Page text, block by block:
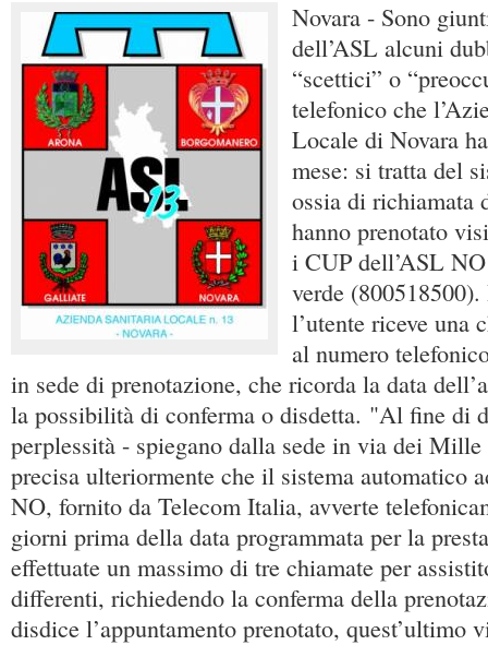
Novara - Sono
dell’ASL alcuni
“scettici” o
telefonico che
Locale di Novara
mese: si tratta del
ossia di richiamata
hanno prenotato
i CUP dell’ASL
verde
l’utente riceve una
al numero
in sede di prenotazione, che ricorda la data
la possibilità di conferma o disdetta. "Al fine di
perplessità - spiegano dalla sede in via dei
precisa ulteriormente che il sistema automatico
NO, fornito da Telecom Italia, avverte
giorni prima della data programmata per la
effettuate un massimo di tre chiamate per
differenti, richiedendo la conferma della
disdice l’appuntamento prenotato, quest’ultimo